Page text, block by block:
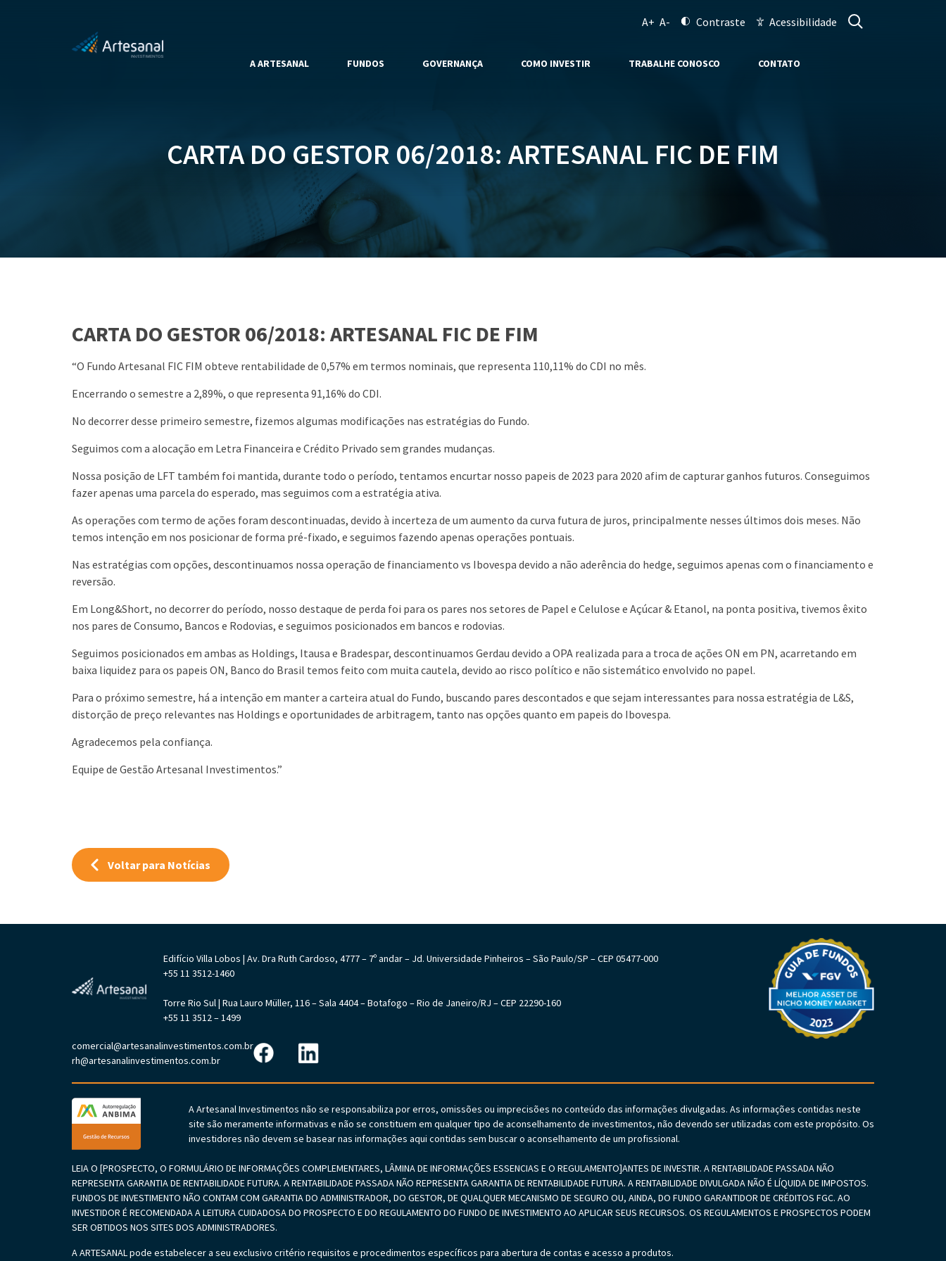
A+ A- Contraste Acessibilidade
A ARTESANAL FUNDOS GOVERNANÇA COMO INVESTIR TRABALHE CONOSCO CONTATO
CARTA DO GESTOR 06/2018: ARTESANAL FIC DE FIM
CARTA DO GESTOR 06/2018: ARTESANAL FIC DE FIM
“O Fundo Artesanal FIC FIM obteve rentabilidade de 0,57% em termos nominais, que representa 110,11% do CDI no mês.
Encerrando o semestre a 2,89%, o que representa 91,16% do CDI.
No decorrer desse primeiro semestre, fizemos algumas modificações nas estratégias do Fundo.
Seguimos com a alocação em Letra Financeira e Crédito Privado sem grandes mudanças.
Nossa posição de LFT também foi mantida, durante todo o período, tentamos encurtar nosso papeis de 2023 para 2020 afim de capturar ganhos futuros. Conseguimos
fazer apenas uma parcela do esperado, mas seguimos com a estratégia ativa.
As operações com termo de ações foram descontinuadas, devido à incerteza de um aumento da curva futura de juros, principalmente nesses últimos dois meses. Não
temos intenção em nos posicionar de forma pré-fixado, e seguimos fazendo apenas operações pontuais.
Nas estratégias com opções, descontinuamos nossa operação de financiamento vs Ibovespa devido a não aderência do hedge, seguimos apenas com o financiamento e
reversão.
Em Long&Short, no decorrer do período, nosso destaque de perda foi para os pares nos setores de Papel e Celulose e Açúcar & Etanol, na ponta positiva, tivemos êxito
nos pares de Consumo, Bancos e Rodovias, e seguimos posicionados em bancos e rodovias.
Seguimos posicionados em ambas as Holdings, Itausa e Bradespar, descontinuamos Gerdau devido a OPA realizada para a troca de ações ON em PN, acarretando em
baixa liquidez para os papeis ON, Banco do Brasil temos feito com muita cautela, devido ao risco político e não sistemático envolvido no papel.
Para o próximo semestre, há a intenção em manter a carteira atual do Fundo, buscando pares descontados e que sejam interessantes para nossa estratégia de L&S,
distorção de preço relevantes nas Holdings e oportunidades de arbitragem, tanto nas opções quanto em papeis do Ibovespa.
Agradecemos pela confiança.
Equipe de Gestão Artesanal Investimentos.”
Voltar para Notícias
Edifício Villa Lobos | Av. Dra Ruth Cardoso, 4777 – 7º andar – Jd. Universidade Pinheiros – São Paulo/SP – CEP 05477-000
+55 11 3512-1460
Torre Rio Sul | Rua Lauro Müller, 116 – Sala 4404 – Botafogo – Rio de Janeiro/RJ – CEP 22290-160
+55 11 3512 – 1499
comercial@artesanalinvestimentos.com.br
rh@artesanalinvestimentos.com.br
A Artesanal Investimentos não se responsabiliza por erros, omissões ou imprecisões no conteúdo das informações divulgadas. As informações contidas neste
site são meramente informativas e não se constituem em qualquer tipo de aconselhamento de investimentos, não devendo ser utilizadas com este propósito. Os
investidores não devem se basear nas informações aqui contidas sem buscar o aconselhamento de um profissional.
LEIA O [PROSPECTO, O FORMULÁRIO DE INFORMAÇÕES COMPLEMENTARES, LÂMINA DE INFORMAÇÕES ESSENCIAS E O REGULAMENTO]ANTES DE INVESTIR. A RENTABILIDADE PASSADA NÃO
REPRESENTA GARANTIA DE RENTABILIDADE FUTURA. A RENTABILIDADE PASSADA NÃO REPRESENTA GARANTIA DE RENTABILIDADE FUTURA. A RENTABILIDADE DIVULGADA NÃO É LÍQUIDA DE IMPOSTOS.
FUNDOS DE INVESTIMENTO NÃO CONTAM COM GARANTIA DO ADMINISTRADOR, DO GESTOR, DE QUALQUER MECANISMO DE SEGURO OU, AINDA, DO FUNDO GARANTIDOR DE CRÉDITOS FGC. AO
INVESTIDOR É RECOMENDADA A LEITURA CUIDADOSA DO PROSPECTO E DO REGULAMENTO DO FUNDO DE INVESTIMENTO AO APLICAR SEUS RECURSOS. OS REGULAMENTOS E PROSPECTOS PODEM
SER OBTIDOS NOS SITES DOS ADMINISTRADORES.
A ARTESANAL pode estabelecer a seu exclusivo critério requisitos e procedimentos específicos para abertura de contas e acesso a produtos.